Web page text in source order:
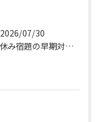
2026/07/30
夏休み宿題の早期対策ポイント